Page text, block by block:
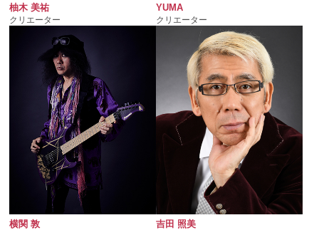
柚木 美祐
クリエーター
YUMA
クリエーター
横関 敦 吉田 照美